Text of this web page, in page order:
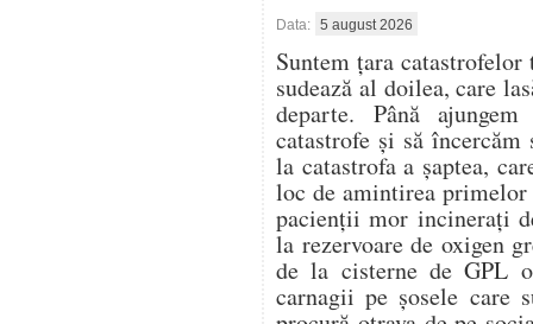
Data: 5 august 2026
Suntem țara
sudează al doilea, care
departe. Până
catastrofe și să
la catastrofa a șaptea,
loc de amintirea
pacienții mor incinerați
la rezervoare de oxigen
de la cisterne de GPL
carnagii pe șosele care